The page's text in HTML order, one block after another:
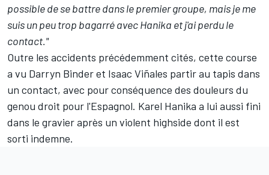
possible de se battre dans le premier groupe, mais je me
suis un peu trop bagarré avec Hanika et j'ai perdu le
contact."
Outre les accidents précédemment cités, cette course
a vu Darryn Binder et Isaac Viñales partir au tapis dans
un contact, avec pour conséquence des douleurs du
genou droit pour l'Espagnol. Karel Hanika a lui aussi fini
dans le gravier après un violent highside dont il est
sorti indemne.